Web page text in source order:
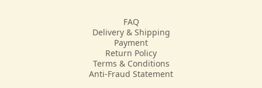
FAQ
Delivery & Shipping
Payment
Return Policy
Terms & Conditions
Anti-Fraud Statement